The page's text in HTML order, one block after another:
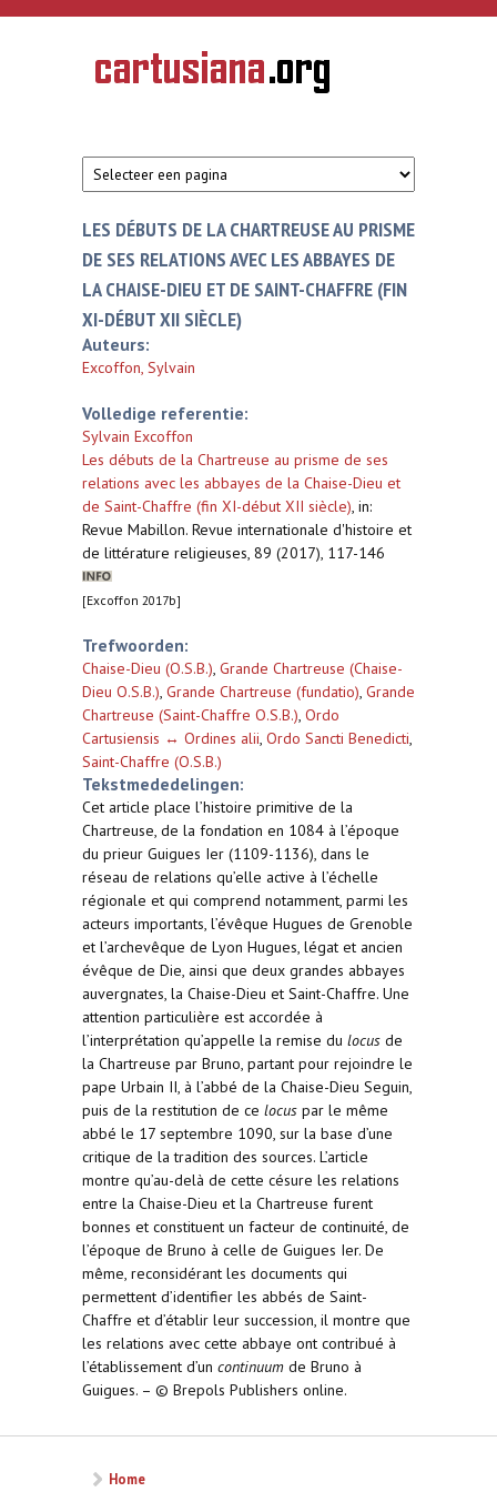
Overslaan en naar de inhoud gaan
CARTUSIANA
Geschiedenis
van de
LES DÉBUTS DE LA CHARTREUSE AU PRISME
DE SES RELATIONS AVEC LES ABBAYES DE
LA CHAISE-DIEU ET DE SAINT-CHAFFRE (FIN
XI-DÉBUT XII SIÈCLE)
Auteurs:
Excoffon, Sylvain
Volledige referentie:
Sylvain Excoffon
Les débuts de la Chartreuse au prisme de ses
relations avec les abbayes de la Chaise-Dieu et
de Saint-Chaffre (fin XI-début XII siècle), in:
Revue Mabillon. Revue internationale d'histoire et
de littérature religieuses, 89 (2017), 117-146
[Excoffon 2017b]
Trefwoorden:
Chaise-Dieu (O.S.B.), Grande Chartreuse (Chaise-
Dieu O.S.B.), Grande Chartreuse (fundatio), Grande
Chartreuse (Saint-Chaffre O.S.B.), Ordo
Cartusiensis ↔ Ordines alii, Ordo Sancti Benedicti,
Saint-Chaffre (O.S.B.)
Tekstmededelingen:
Cet article place l’histoire primitive de la
Chartreuse, de la fondation en 1084 à l’époque
du prieur Guigues Ier (1109-1136), dans le
réseau de relations qu’elle active à l’échelle
régionale et qui comprend notamment, parmi les
acteurs importants, l’évêque Hugues de Grenoble
et l’archevêque de Lyon Hugues, légat et ancien
évêque de Die, ainsi que deux grandes abbayes
auvergnates, la Chaise-Dieu et Saint-Chaffre. Une
attention particulière est accordée à
l’interprétation qu’appelle la remise du locus de
la Chartreuse par Bruno, partant pour rejoindre le
pape Urbain II, à l’abbé de la Chaise-Dieu Seguin,
puis de la restitution de ce locus par le même
abbé le 17 septembre 1090, sur la base d’une
critique de la tradition des sources. L’article
montre qu’au-delà de cette césure les relations
entre la Chaise-Dieu et la Chartreuse furent
bonnes et constituent un facteur de continuité, de
l’époque de Bruno à celle de Guigues Ier. De
même, reconsidérant les documents qui
permettent d’identifier les abbés de Saint-
Chaffre et d’établir leur succession, il montre que
les relations avec cette abbaye ont contribué à
l’établissement d’un continuum de Bruno à
Guigues. – © Brepols Publishers online.
Home